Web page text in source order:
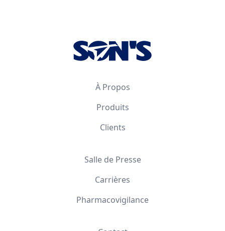
À Propos
Produits
Clients
Salle de Presse
Carrières
Pharmacovigilance